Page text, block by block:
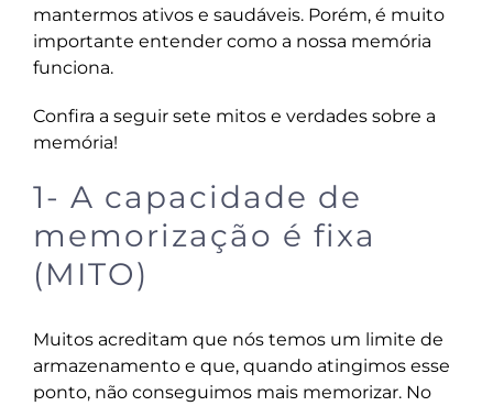
mantermos ativos e saudáveis. Porém, é muito
importante entender como a nossa memória
funciona.
Confira a seguir sete mitos e verdades sobre a
memória!
1- A capacidade de
memorização é fixa
(MITO)
Muitos acreditam que nós temos um limite de
armazenamento e que, quando atingimos esse
ponto, não conseguimos mais memorizar. No